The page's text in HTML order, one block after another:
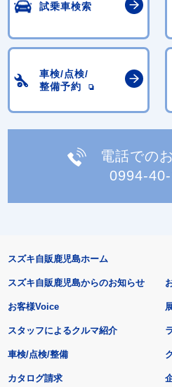
試乗車検索
車検/点検/
整備予約
電話での
0994-
スズキ自販鹿児島ホーム
スズキ自販鹿児島からのお知らせ
お客様Voice
スタッフによるクルマ紹介
車検/点検/整備
カタログ請求